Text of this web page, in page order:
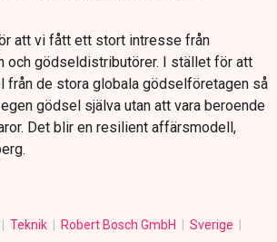
att vi fått ett stort intresse från
och gödseldistributörer. I stället för att
från de stora globala gödselföretagen så
gödsel själva utan att vara beroende
Det blir en resilient affärsmodell,
Teknik Robert Bosch GmbH
Sverige